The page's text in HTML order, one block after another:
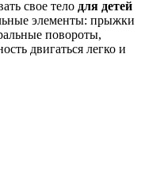
свое тело для детей
элементы: прыжки
повороты,
двигаться легко и